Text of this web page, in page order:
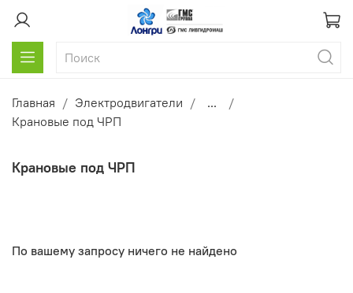
Главная Электродвигатели
...
Крановые под ЧРП
Крановые под ЧРП
По вашему запросу ничего не найдено